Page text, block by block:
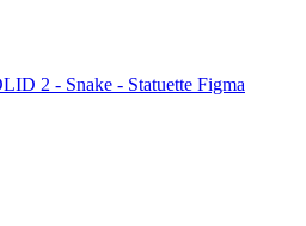
2 - Snake - Statuette Figma